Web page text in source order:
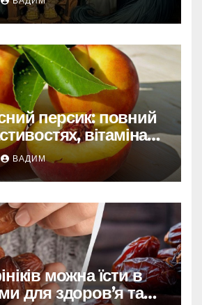
персик: повний
вітамінах і
ВАДИМ
можна їсти в
для здоров’я та